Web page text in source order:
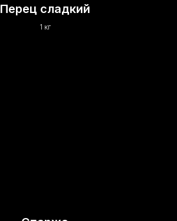
Перец сладкий
1 кг